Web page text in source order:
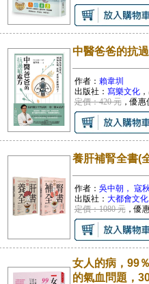
中醫爸爸的抗
作者： 賴韋圳
出版社： 寫樂文化
定價：420 元，優惠
養肝補腎全書(
作者： 吳中朝， 寇
出版社： 大都會文化
定價：1080 元，優
女人的病，99
的氣血問題，